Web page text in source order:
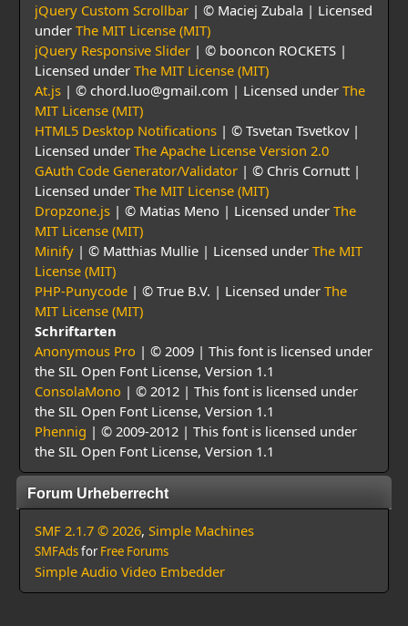
jQuery Custom Scrollbar | © Maciej Zubala | Licensed
under The MIT License (MIT)
jQuery Responsive Slider | © booncon ROCKETS |
Licensed under The MIT License (MIT)
At.js | © chord.luo@gmail.com | Licensed under The
MIT License (MIT)
HTML5 Desktop Notifications | © Tsvetan Tsvetkov |
Licensed under The Apache License Version 2.0
GAuth Code Generator/Validator | © Chris Cornutt |
Licensed under The MIT License (MIT)
Dropzone.js | © Matias Meno | Licensed under The
MIT License (MIT)
Minify | © Matthias Mullie | Licensed under The MIT
License (MIT)
PHP-Punycode | © True B.V. | Licensed under The
MIT License (MIT)
Schriftarten
Anonymous Pro | © 2009 | This font is licensed under
the SIL Open Font License, Version 1.1
ConsolaMono | © 2012 | This font is licensed under
the SIL Open Font License, Version 1.1
Phennig | © 2009-2012 | This font is licensed under
the SIL Open Font License, Version 1.1
Forum Urheberrecht
SMF 2.1.7 © 2026, Simple Machines
SMFAdsforFree Forums
Simple Audio Video Embedder